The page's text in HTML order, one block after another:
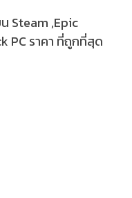
Steam ,Epic
PC ราคา ที่ถูกที่สุด